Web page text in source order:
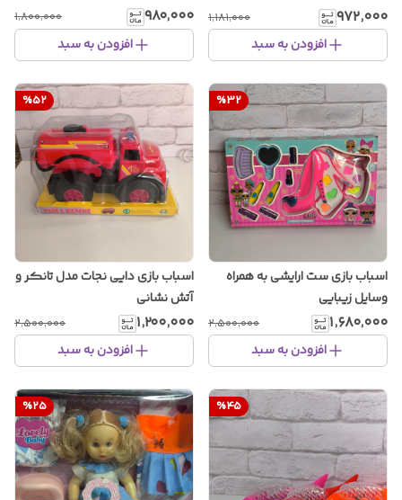
۹۷۲٬۰۰۰ ۱٬۱۸۱٬۰۰۰
افزودن به سبد
۹۸۰٬۰۰۰ ۱٬۸۰۰٬۰۰۰
افزودن به سبد
%32
اسباب بازی ست ارایشی به همراه
وسایل زیبایی
۱٬۶۸۰٬۰۰۰ ۲٬۵۰۰٬۰۰۰
افزودن به سبد
%52
اسباب بازی دایی نجات مدل تانکر و
آتش نشانی
۱٬۲۰۰٬۰۰۰ ۲٬۵۰۰٬۰۰۰
افزودن به سبد
%45
%25